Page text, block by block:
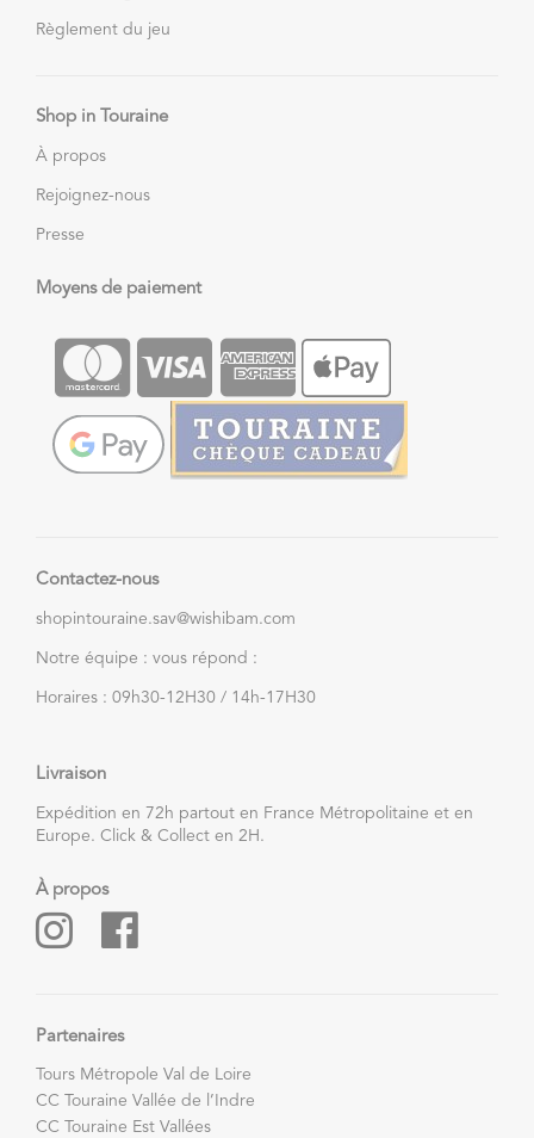
Règlement du jeu
Shop in Touraine
À propos
Rejoignez-nous
Presse
Moyens de paiement
Contactez-nous
shopintouraine.sav@wishibam.com
Notre équipe : vous répond :
Horaires : 09h30-12H30 / 14h-17H30
Livraison
Expédition en 72h partout en France Métropolitaine et en
Europe. Click & Collect en 2H.
À propos
Partenaires
Tours Métropole Val de Loire
CC Touraine Vallée de l’Indre
CC Touraine Est Vallées